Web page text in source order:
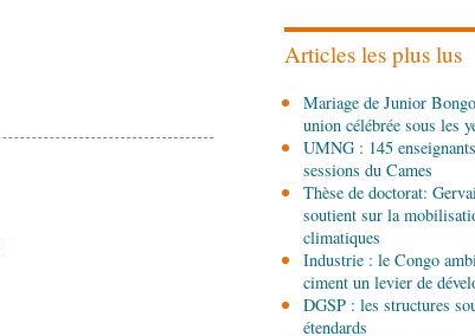
les stands, des surgelés
SociétéÉpidémie
renforce la riposte avec
d'Africa CDC
06-08-2026 12:38
SportCommuniqué :
ambassadrice de la
Brazzaville
06-08-2026 09:30
PolitiqueAssemblée
Ecofin s’imprègne des
Articles les plus lus
Mariage de Junior
union célébrée sous les
UMNG : 145
sessions du Cames
Thèse de doctorat:
soutient sur la
climatiques
Industrie : le Congo
ciment un levier de
DGSP : les structures
étendards